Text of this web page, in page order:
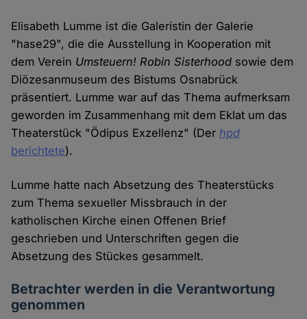
Elisabeth Lumme ist die Galeristin der Galerie
"hase29", die die Ausstellung in Kooperation mit
dem Verein Umsteuern! Robin Sisterhood sowie dem
Diözesanmuseum des Bistums Osnabrück
präsentiert. Lumme war auf das Thema aufmerksam
geworden im Zusammenhang mit dem Eklat um das
Theaterstück "Ödipus Exzellenz" (Derhpd
berichtete).
Lumme hatte nach Absetzung des Theaterstücks
zum Thema sexueller Missbrauch in der
katholischen Kirche einen Offenen Brief
geschrieben und Unterschriften gegen die
Absetzung des Stückes gesammelt.
Betrachter werden in die Verantwortung
genommen